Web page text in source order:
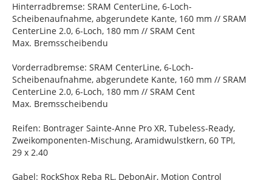
Hinterradbremse: SRAM CenterLine, 6-Loch-
Scheibenaufnahme, abgerundete Kante, 160 mm // SRAM
CenterLine 2.0, 6-Loch, 180 mm // SRAM Cent
Max. Bremsscheibendu
Vorderradbremse: SRAM CenterLine, 6-Loch-
Scheibenaufnahme, abgerundete Kante, 160 mm // SRAM
CenterLine 2.0, 6-Loch, 180 mm // SRAM Cent
Max. Bremsscheibendu
Reifen: Bontrager Sainte-Anne Pro XR, Tubeless-Ready,
Zweikomponenten-Mischung, Aramidwulstkern, 60 TPI,
29 x 2.40
Gabel: RockShox Reba RL, DebonAir, Motion Control